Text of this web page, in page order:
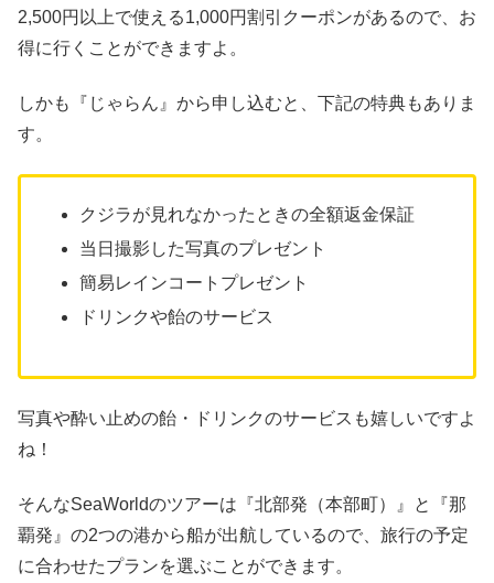
2,500円以上で使える1,000円割引クーポンがあるので、お
得に行くことができますよ。
しかも『じゃらん』から申し込むと、下記の特典もありま
す。
クジラが見れなかったときの全額返金保証
当日撮影した写真のプレゼント
簡易レインコートプレゼント
ドリンクや飴のサービス
写真や酔い止めの飴・ドリンクのサービスも嬉しいですよ
ね！
そんなSeaWorldのツアーは『北部発（本部町）』と『那
覇発』の2つの港から船が出航しているので、旅行の予定
に合わせたプランを選ぶことができます。